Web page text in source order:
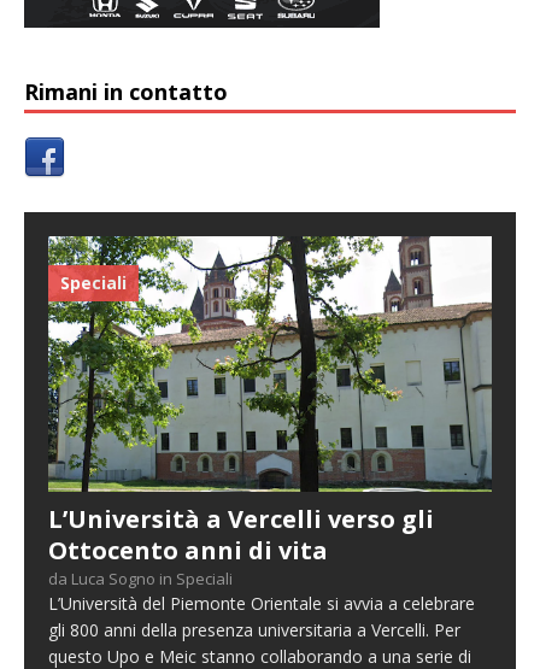
Rimani in contatto
Speciali
L’Università a Vercelli verso gli
Ottocento anni di vita
da Luca Sogno in Speciali
L’Università del Piemonte Orientale si avvia a celebrare
gli 800 anni della presenza universitaria a Vercelli. Per
questo Upo e Meic stanno collaborando a una serie di